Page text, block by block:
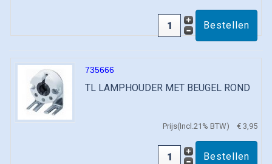
735666
TL LAMPHOUDER MET BEUGEL ROND
Prijs(Incl.21% BTW) € 3,95